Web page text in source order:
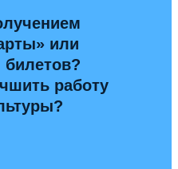
или
билетов?
работу